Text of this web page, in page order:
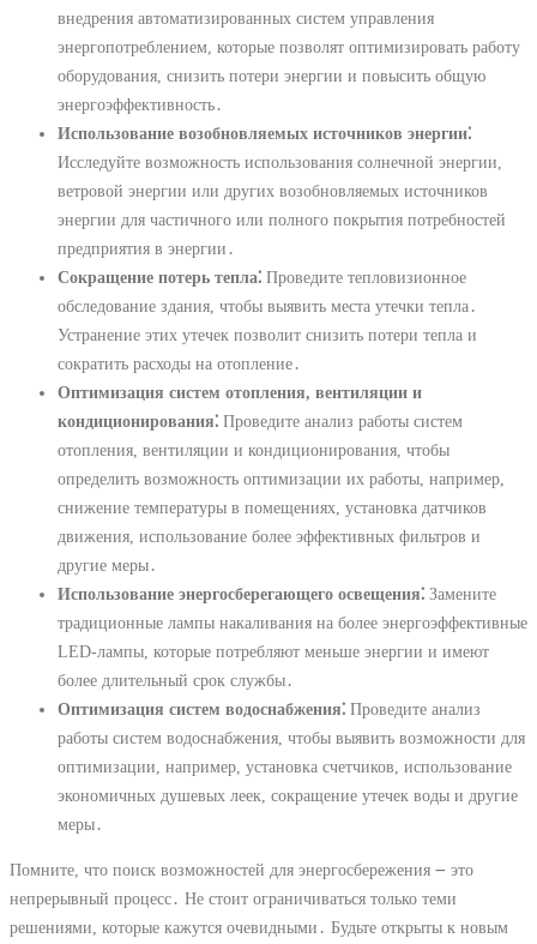
внедрения автоматизированных систем управления
энергопотреблением, которые позволят оптимизировать работу
оборудования, снизить потери энергии и повысить общую
энергоэффективность․
Использование возобновляемых источников энергии⁚
Исследуйте возможность использования солнечной энергии,
ветровой энергии или других возобновляемых источников
энергии для частичного или полного покрытия потребностей
предприятия в энергии․
Сокращение потерь тепла⁚ Проведите тепловизионное
обследование здания, чтобы выявить места утечки тепла․
Устранение этих утечек позволит снизить потери тепла и
сократить расходы на отопление․
Оптимизация систем отопления, вентиляции и
кондиционирования⁚ Проведите анализ работы систем
отопления, вентиляции и кондиционирования, чтобы
определить возможность оптимизации их работы, например,
снижение температуры в помещениях, установка датчиков
движения, использование более эффективных фильтров и
другие меры․
Использование энергосберегающего освещения⁚ Замените
традиционные лампы накаливания на более энергоэффективные
LED-лампы, которые потребляют меньше энергии и имеют
более длительный срок службы․
Оптимизация систем водоснабжения⁚ Проведите анализ
работы систем водоснабжения, чтобы выявить возможности для
оптимизации, например, установка счетчиков, использование
экономичных душевых леек, сокращение утечек воды и другие
меры․
Помните, что поиск возможностей для энергосбережения ౼ это
непрерывный процесс․ Не стоит ограничиваться только теми
решениями, которые кажутся очевидными․ Будьте открыты к новым